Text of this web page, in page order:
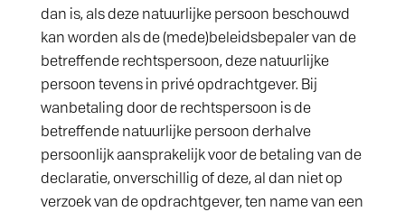
dan is, als deze natuurlijke persoon beschouwd
kan worden als de (mede)beleidsbepaler van de
betreffende rechtspersoon, deze natuurlijke
persoon tevens in privé opdrachtgever. Bij
wanbetaling door de rechtspersoon is de
betreffende natuurlijke persoon derhalve
persoonlijk aansprakelijk voor de betaling van de
declaratie, onverschillig of deze, al dan niet op
verzoek van de opdrachtgever, ten name van een